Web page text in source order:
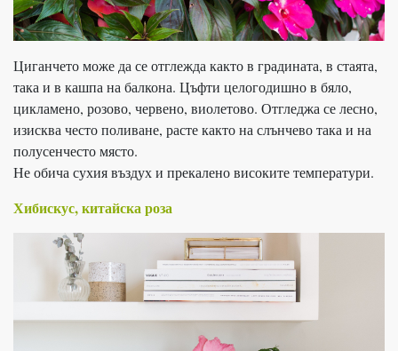
Циганчето може да се отглежда както в градината, в стаята,
така и в кашпа на балкона. Цъфти целогодишно в бяло,
цикламено, розово, червено, виолетово. Отгледжа се лесно,
изисква често поливане, расте както на слънчево така и на
полусенчесто място.
Не обича сухия въздух и прекалено високите температури.
Хибискус, китайска роза